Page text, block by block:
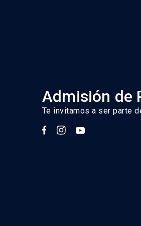
Admisión de
Te invitamos a ser parte